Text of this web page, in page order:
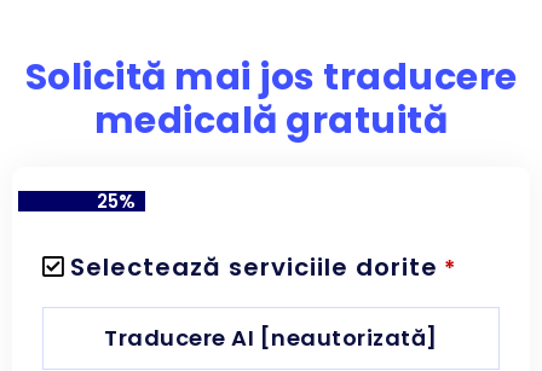
Solicită mai jos traducere
medicală gratuită
25%
Selectează serviciile dorite *
Traducere AI [neautorizată]